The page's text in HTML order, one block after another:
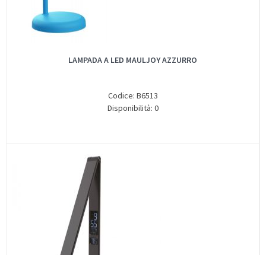
LAMPADA A LED MAULJOY AZZURRO
Codice: B6513
Disponibilità: 0